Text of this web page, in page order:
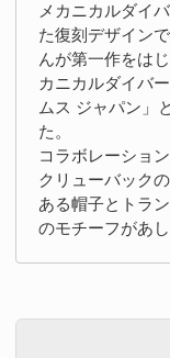
メカニカルダイ
た復刻デザイン
んが第一作をは
カニカルダイバ
ムス ジャパン」
た。
コラボレーショ
クリューバック
ある帽子とトラ
のモチーフがあ